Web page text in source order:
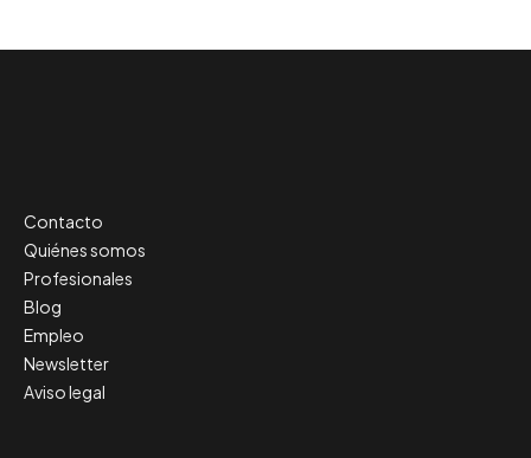
Contacto
Quiénes somos
Profesionales
Blog
Empleo
Newsletter
Aviso legal